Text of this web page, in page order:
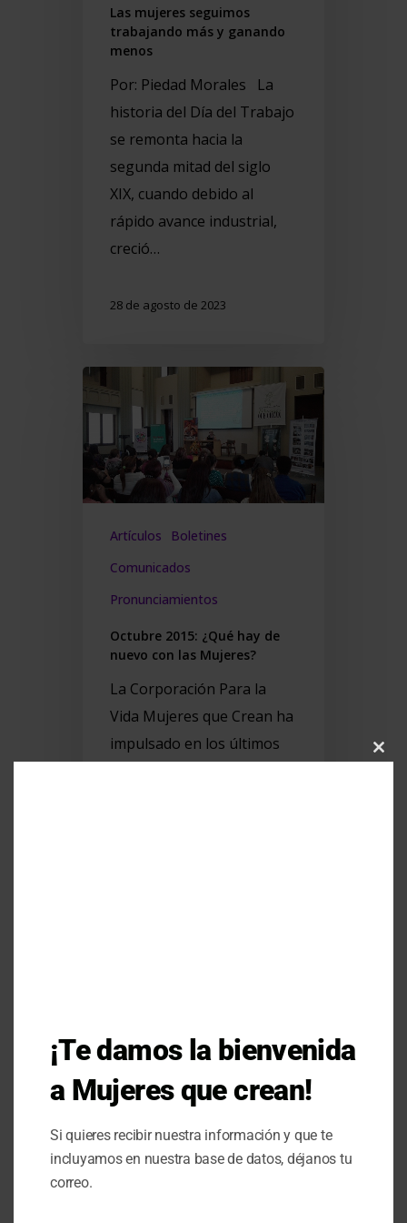
Las mujeres seguimos
trabajando más y ganando
menos
Por: Piedad Morales La
historia del Día del Trabajo
se remonta hacia la
segunda mitad del siglo
XIX, cuando debido al
rápido avance industrial,
creció…
28 de agosto de 2023
Artículos
Boletines
Comunicados
Pronunciamientos
Octubre 2015: ¿Qué hay de
nuevo con las Mujeres?
La Corporación Para la
Vida Mujeres que Crean ha
impulsado en los últimos
Artículos
¡Te damos la bienvenida
a Mujeres que crean!
Si quieres recibir nuestra información y que te
incluyamos en nuestra base de datos, déjanos tu
correo.